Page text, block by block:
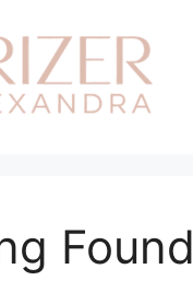
Found